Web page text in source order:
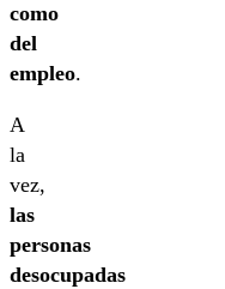
como
del
empleo.
A
la
vez,
las
personas
desocupadas